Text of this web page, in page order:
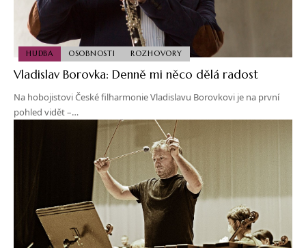
HUDBA OSOBNOSTI ROZHOVORY
Vladislav Borovka: Denně mi něco dělá radost
Na hobojistovi České filharmonie Vladislavu Borovkovi je na první
pohled vidět –…